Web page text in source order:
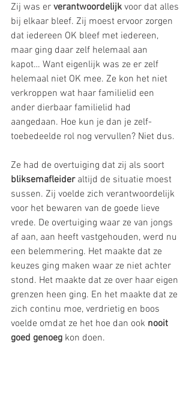
Zij was er verantwoordelijk voor dat alles
bij elkaar bleef. Zij moest ervoor zorgen
dat iedereen OK bleef met iedereen,
maar ging daar zelf helemaal aan
kapot… Want eigenlijk was ze er zelf
helemaal niet OK mee. Ze kon het niet
verkroppen wat haar familielid een
ander dierbaar familielid had
aangedaan. Hoe kun je dan je zelf-
toebedeelde rol nog vervullen? Niet dus.
Ze had de overtuiging dat zij als soort
bliksemafleider altijd de situatie moest
sussen. Zij voelde zich verantwoordelijk
voor het bewaren van de goede lieve
vrede. De overtuiging waar ze van jongs
af aan, aan heeft vastgehouden, werd nu
een belemmering. Het maakte dat ze
keuzes ging maken waar ze niet achter
stond. Het maakte dat ze over haar eigen
grenzen heen ging. En het maakte dat ze
zich continu moe, verdrietig en boos
voelde omdat ze het hoe dan ook nooit
goed genoeg kon doen.